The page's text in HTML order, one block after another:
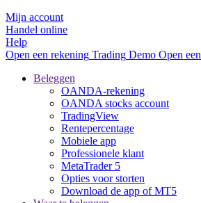
Mijn account
Handel online
Help
Open een rekening Trading Demo Open
Beleggen
OANDA-rekening
OANDA stocks account
TradingView
Rentepercentage
Mobiele app
Professionele klant
MetaTrader 5
Opties voor storten
Download de app of MT5